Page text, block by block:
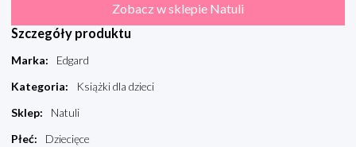
Zobacz w sklepie Natuli
Szczegóły produktu
Marka:
Edgard
Kategoria:
Książki dla dzieci
Sklep:
Natuli
Płeć: Dziecięce